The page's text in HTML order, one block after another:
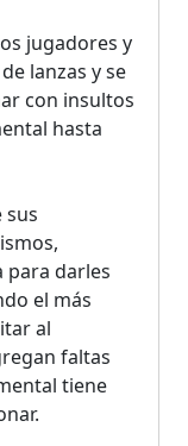
jugadores y
lanzas y se
con insultos
hasta
sus
para darles
el más
al
faltas
tiene